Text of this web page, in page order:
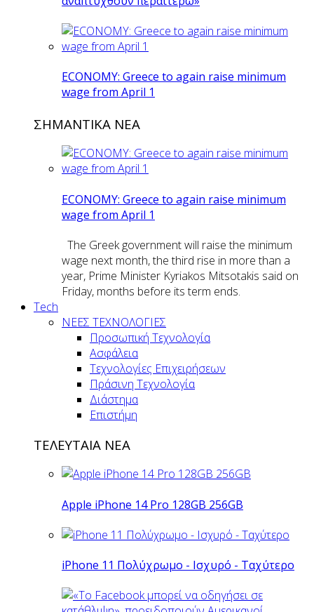
ECONOMY: Greece to again raise minimum
wage from April 1
ΣΗΜΑΝΤΙΚΑ ΝΕΑ
ECONOMY: Greece to again raise minimum
wage from April 1
The Greek government will raise the minimum
wage next month, the third rise in more than a
year, Prime Minister Kyriakos Mitsotakis said on
Friday, months before its term ends.
Tech
ΝΕΕΣ ΤΕΧΝΟΛΟΓΙΕΣ
Προσωπική Τεχνολογία
Ασφάλεια
Τεχνολογίες Επιχειρήσεων
Πράσινη Τεχνολογία
Διάστημα
Επιστήμη
ΤΕΛΕΥΤΑΙΑ ΝΕΑ
Apple iPhone 14 Pro 128GB 256GB
iPhone 11 Πολύχρωμο - Ισχυρό - Ταχύτερο